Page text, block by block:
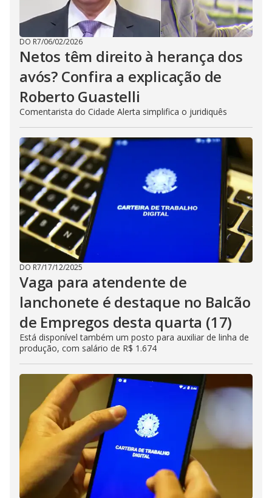
DO R7/06/02/2026
Netos têm direito à herança dos
avós? Confira a explicação de
Roberto Guastelli
Comentarista do Cidade Alerta simplifica o juridiquês
DO R7/17/12/2025
Vaga para atendente de
lanchonete é destaque no Balcão
de Empregos desta quarta (17)
Está disponível também um posto para auxiliar de linha de
produção, com salário de R$ 1.674